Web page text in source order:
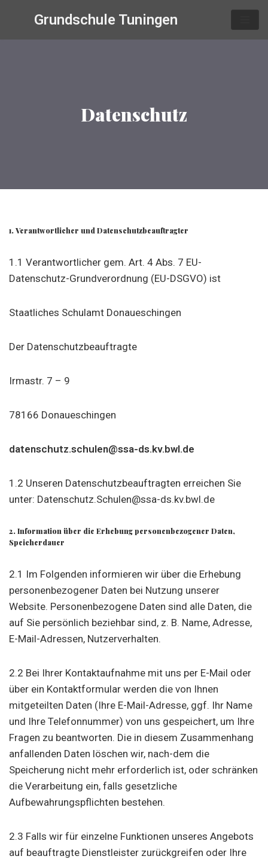
Grundschule Tuningen
Datenschutz
1. Verantwortlicher und Datenschutzbeauftragter
1.1 Verantwortlicher gem. Art. 4 Abs. 7 EU-
Datenschutz-Grundverordnung (EU-DSGVO) ist
Staatliches Schulamt Donaueschingen
Der Datenschutzbeauftragte
Irmastr. 7 – 9
78166 Donaueschingen
datenschutz.schulen@ssa-ds.kv.bwl.de
1.2 Unseren Datenschutzbeauftragten erreichen Sie
unter: Datenschutz.Schulen@ssa-ds.kv.bwl.de
2. Information über die Erhebung personenbezogener Daten,
Speicherdauer
2.1 Im Folgenden informieren wir über die Erhebung
personenbezogener Daten bei Nutzung unserer
Website. Personenbezogene Daten sind alle Daten, die
auf Sie persönlich beziehbar sind, z. B. Name, Adresse,
E-Mail-Adressen, Nutzerverhalten.
2.2 Bei Ihrer Kontaktaufnahme mit uns per E-Mail oder
über ein Kontaktformular werden die von Ihnen
mitgeteilten Daten (Ihre E-Mail-Adresse, ggf. Ihr Name
und Ihre Telefonnummer) von uns gespeichert, um Ihre
Fragen zu beantworten. Die in diesem Zusammenhang
anfallenden Daten löschen wir, nach-dem die
Speicherung nicht mehr erforderlich ist, oder schränken
die Verarbeitung ein, falls gesetzliche
Aufbewahrungspflichten bestehen.
2.3 Falls wir für einzelne Funktionen unseres Angebots
auf beauftragte Dienstleister zurückgreifen oder Ihre